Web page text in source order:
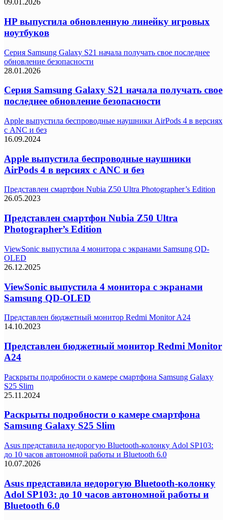
09.01.2026
HP выпустила обновленную линейку игровых
ноутбуков
Серия Samsung Galaxy S21 начала получать свое последнее
обновление безопасности
28.01.2026
Серия Samsung Galaxy S21 начала получать свое
последнее обновление безопасности
Apple выпустила беспроводные наушники AirPods 4 в версиях
с ANC и без
16.09.2024
Apple выпустила беспроводные наушники
AirPods 4 в версиях с ANC и без
Представлен смартфон Nubia Z50 Ultra Photographer’s Edition
26.05.2023
Представлен смартфон Nubia Z50 Ultra
Photographer’s Edition
ViewSonic выпустила 4 монитора с экранами Samsung QD-
OLED
26.12.2025
ViewSonic выпустила 4 монитора с экранами
Samsung QD-OLED
Представлен бюджетный монитор Redmi Monitor A24
14.10.2023
Представлен бюджетный монитор Redmi Monitor
A24
Раскрыты подробности о камере смартфона Samsung Galaxy
S25 Slim
25.11.2024
Раскрыты подробности о камере смартфона
Samsung Galaxy S25 Slim
Asus представила недорогую Bluetooth-колонку Adol SP103:
до 10 часов автономной работы и Bluetooth 6.0
10.07.2026
Asus представила недорогую Bluetooth-колонку
Adol SP103: до 10 часов автономной работы и
Bluetooth 6.0